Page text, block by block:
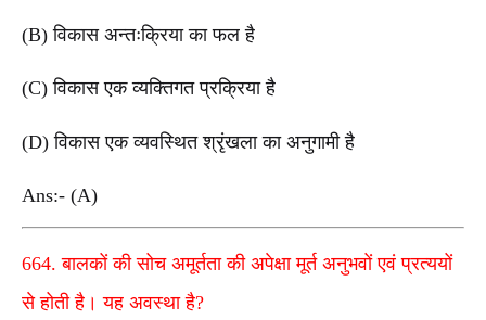
(B) विकास अन्तःक्रिया का फल है
(C) विकास एक व्यक्तिगत प्रक्रिया है
(D) विकास एक व्यवस्थित श्रृंखला का अनुगामी है
Ans:- (A)
664. बालकों की सोच अमूर्तता की अपेक्षा मूर्त अनुभवों एवं प्रत्ययों
से होती है। यह अवस्था है?